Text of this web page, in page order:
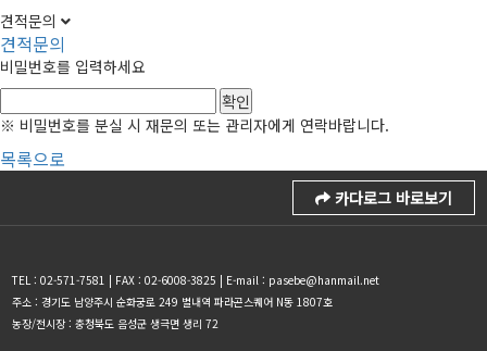
견적문의
견적문의
비밀번호를 입력하세요
※ 비밀번호를 분실 시 재문의 또는 관리자에게 연락바랍니다.
목록으로
카다로그 바로보기
TEL : 02-571-7581 | FAX : 02-6008-3825 | E-mail : pasebe@hanmail.net
주소 : 경기도 남양주시 순화궁로 249 별내역 파라곤스퀘어 N동 1807호
농장/전시장 : 충청북도 음성군 생극면 생리 72